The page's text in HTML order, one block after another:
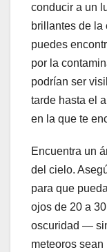
conducir a un
brillantes de la
puedes
por la
podrían ser
tarde hasta el
en la que te
Encuentra un
del cielo.
para que
ojos de 20 a
oscuridad —
meteoros sean